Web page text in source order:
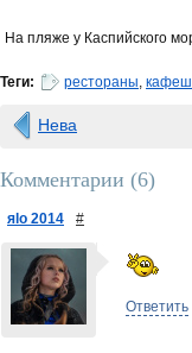
На пляже у Каспийского
Теги: рестораны,
Нева
Комментарии (6)
яlo 2014 #
Ответить